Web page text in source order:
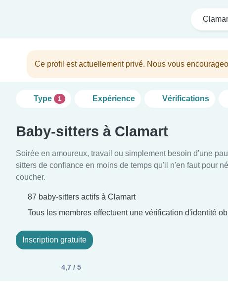
Ce profil est actuellement privé. Nous vous
Type 1 Expérience Vérifications
Baby-sitters à Clamart
Soirée en amoureux, travail ou simplement besoin d'une
sitters de confiance en moins de temps qu'il n'en faut pour
coucher.
87 baby-sitters actifs à Clamart
Tous les membres effectuent une vérification d'identité
Inscription gratuite
4,7 / 5